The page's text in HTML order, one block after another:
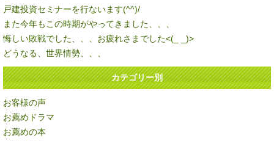
戸建投資セミナーを行ないます(^^)/
また今年もこの時期がやってきました、、、
悔しい敗戦でした、、、お疲れさまでした<(_ _)>
どうなる、世界情勢、、、
カテゴリー別
お客様の声
お薦めドラマ
お薦めの本